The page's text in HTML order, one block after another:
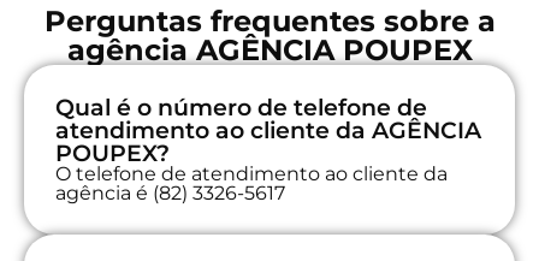
Perguntas frequentes sobre a
agência AGÊNCIA POUPEX
Qual é o número de telefone de
atendimento ao cliente da AGÊNCIA
POUPEX?
O telefone de atendimento ao cliente da
agência é (82) 3326-5617